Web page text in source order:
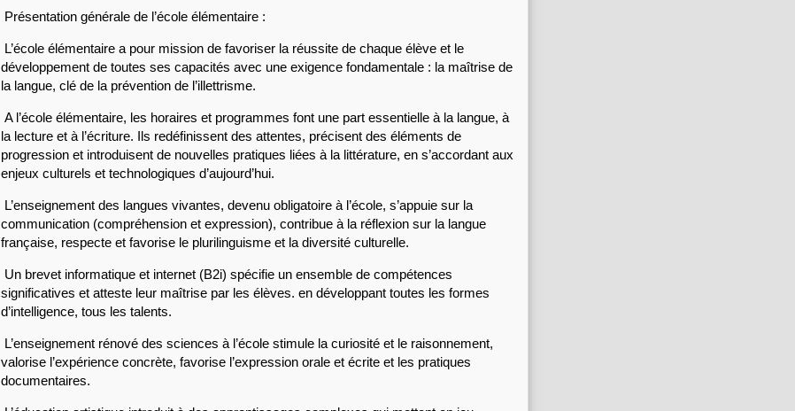
Présentation générale de l’école élémentaire :
L’école élémentaire a pour mission de favoriser la réussite de chaque élève et le
développement de toutes ses capacités avec une exigence fondamentale : la maîtrise de
la langue, clé de la prévention de l’illettrisme.
A l’école élémentaire, les horaires et programmes font une part essentielle à la langue, à
la lecture et à l’écriture. Ils redéfinissent des attentes, précisent des éléments de
progression et introduisent de nouvelles pratiques liées à la littérature, en s’accordant aux
enjeux culturels et technologiques d’aujourd’hui.
L’enseignement des langues vivantes, devenu obligatoire à l’école, s’appuie sur la
communication (compréhension et expression), contribue à la réflexion sur la langue
française, respecte et favorise le plurilinguisme et la diversité culturelle.
Un brevet informatique et internet (B2i) spécifie un ensemble de compétences
significatives et atteste leur maîtrise par les élèves. en développant toutes les formes
d’intelligence, tous les talents.
L’enseignement rénové des sciences à l’école stimule la curiosité et le raisonnement,
valorise l’expérience concrète, favorise l’expression orale et écrite et les pratiques
documentaires.